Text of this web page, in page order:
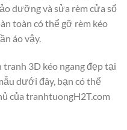
dưỡng và sửa rèm cửa sổ
toàn có thể gỡ rèm kéo
áo vậy.
tranh 3D kéo ngang đẹp tại
dưới đây, bạn có thể
của tranhtuongH2T.com